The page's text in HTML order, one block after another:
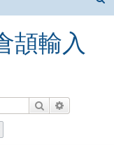
頡輸入
Search